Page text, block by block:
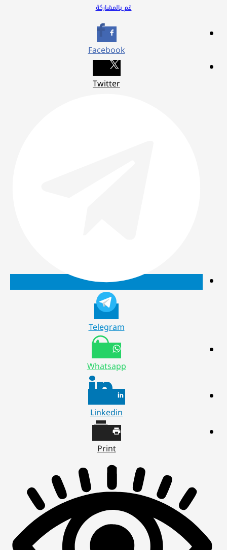
قم بالمشاركة
Facebook
Twitter
Telegram
Whatsapp
Linkedin
Print